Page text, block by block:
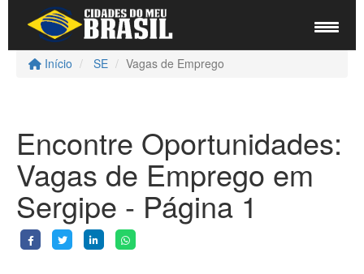
Início SE Vagas de Emprego
Encontre Oportunidades:
Vagas de Emprego em
Sergipe - Página 1